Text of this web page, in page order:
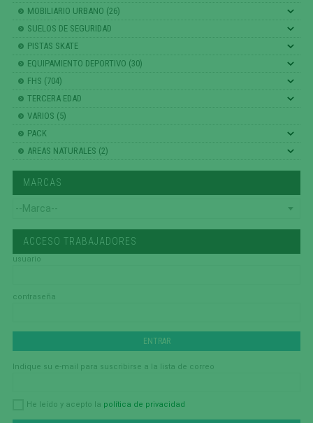
MOBILIARIO URBANO (26)
SUELOS DE SEGURIDAD
PISTAS SKATE
EQUIPAMIENTO DEPORTIVO (30)
FHS (704)
TERCERA EDAD
VARIOS (5)
PACK
AREAS NATURALES (2)
MARCAS
ACCESO TRABAJADORES
usuario
contraseña
Indique su e-mail para suscribirse a la lista de correo
He leído y acepto la política de privacidad